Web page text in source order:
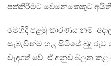
පත්කිරීමට වෙනෙකෙකුට
මෙහිදී පළමු කාරණය නම්
සැබැවින්ම හැද සිටියේ බුදු
වැදගත් වේ. ඒ අනුව බලන